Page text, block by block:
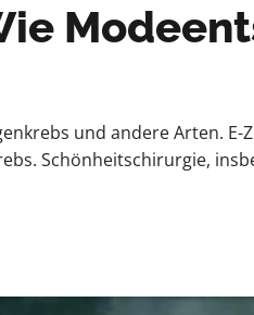
und andere
Schönheitschirurgie,